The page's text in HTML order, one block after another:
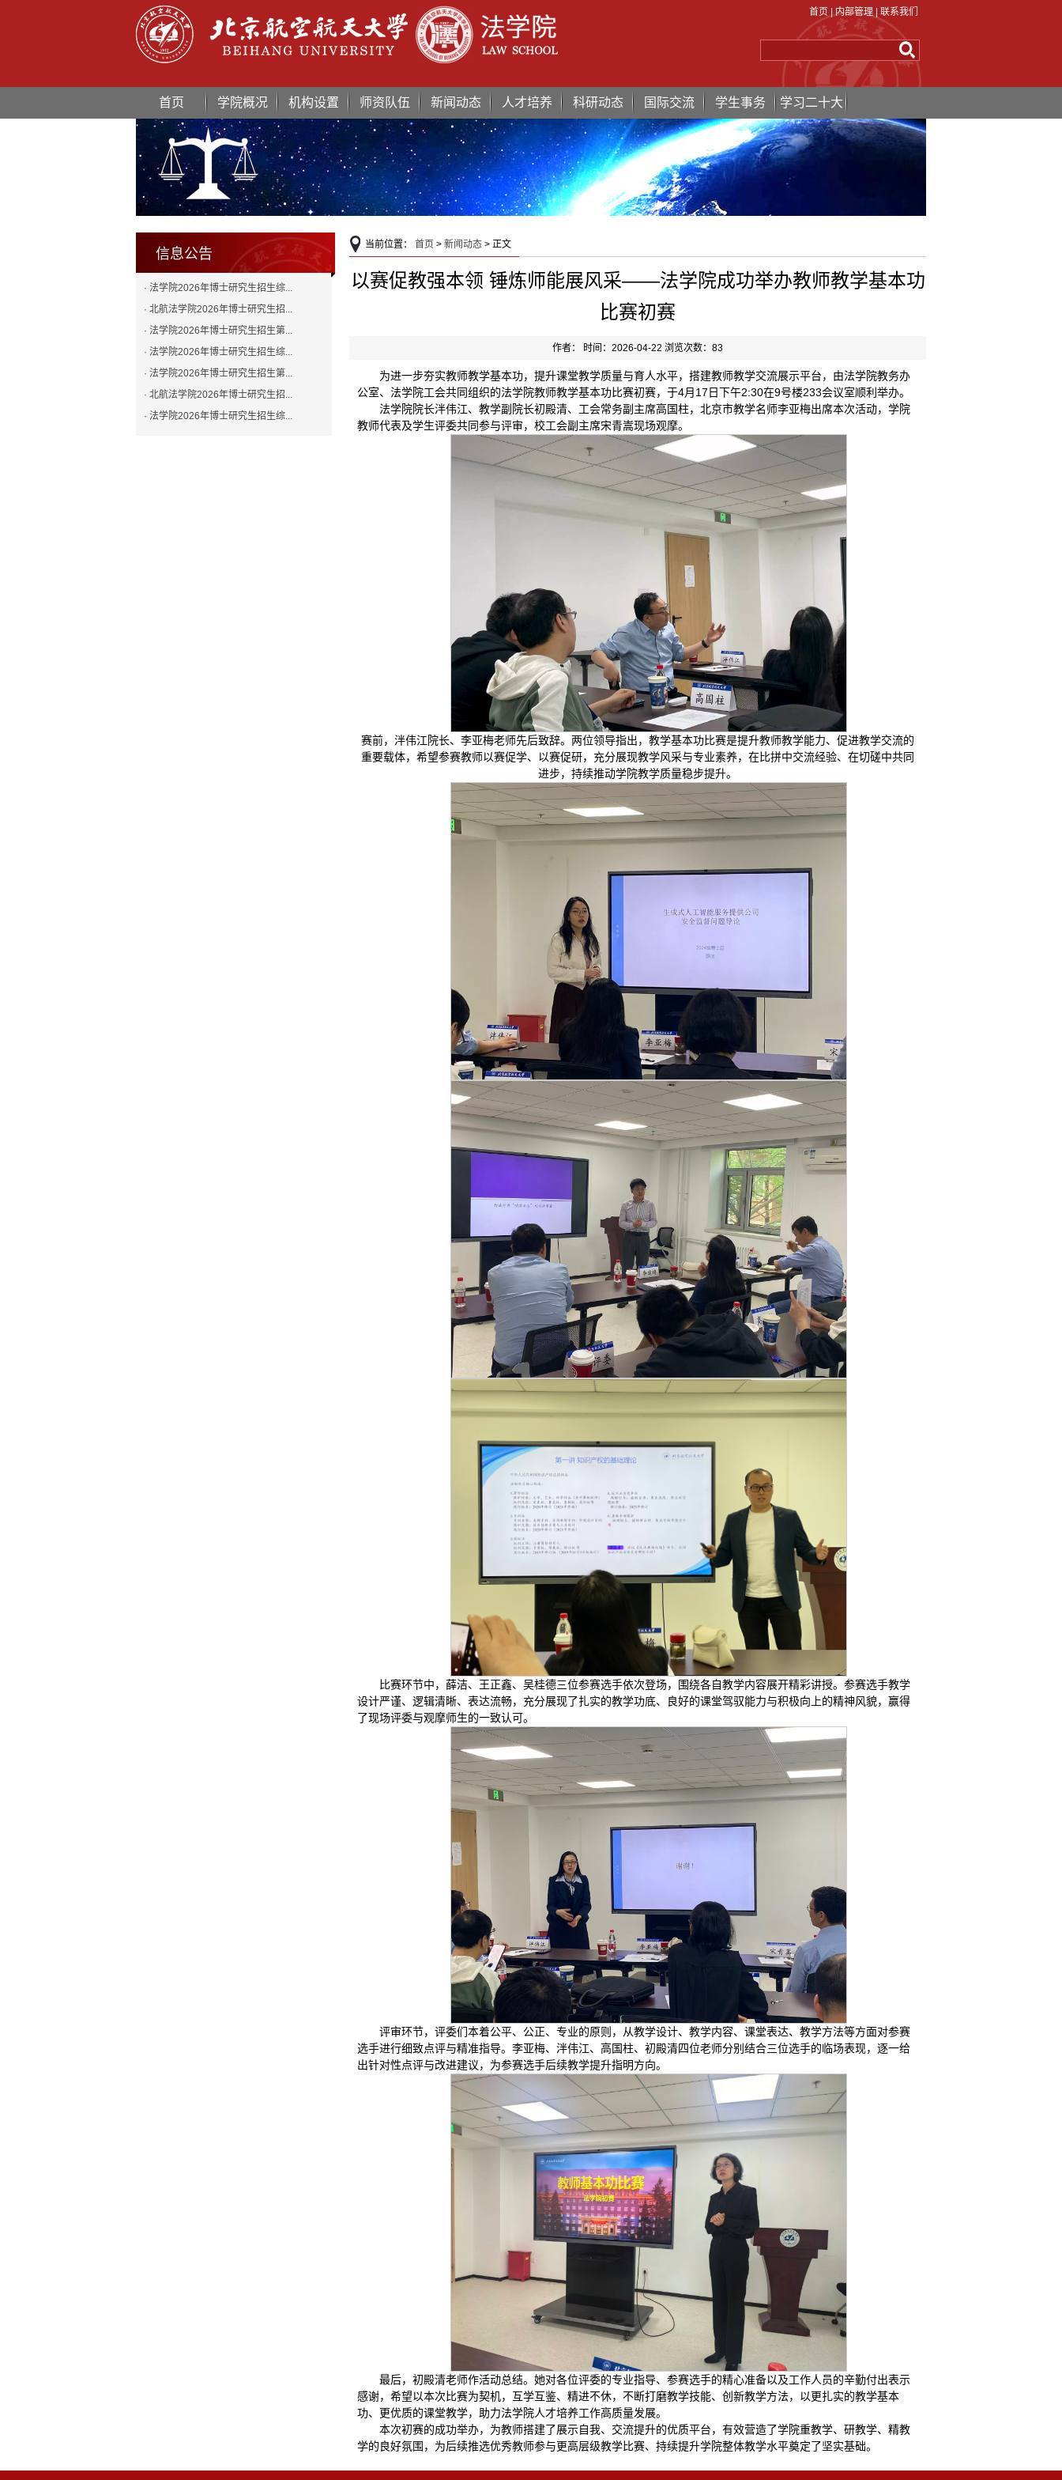
首页 |内部管理 联系我们
首页 学院概况 机构设置 师资队伍 新闻动态 人才培养 科研动态 国际交流 学生事务 学习二十大
信息公告
· 法学院2026年博士研究生招生综...
· 北航法学院2026年博士研究生招...
· 法学院2026年博士研究生招生第...
· 法学院2026年博士研究生招生综...
· 法学院2026年博士研究生招生第...
· 北航法学院2026年博士研究生招...
· 法学院2026年博士研究生招生综...
当前位置： 首页 > 新闻动态 > 正文
以赛促教强本领 锤炼师能展风采——法学院成功举办教师教学基本功
比赛初赛
作者： 时间：2026-04-22 浏览次数： 83
为进一步夯实教师教学基本功，提升课堂教学质量与育人水平，搭建教师教学交流展示平台，由法学院教务办
公室、法学院工会共同组织的法学院教师教学基本功比赛初赛，于4月17日下午2:30在9号楼233会议室顺利举办。
法学院院长泮伟江、教学副院长初殿清、工会常务副主席高国柱，北京市教学名师李亚梅出席本次活动，学院
教师代表及学生评委共同参与评审，校工会副主席宋青嵩现场观摩。
赛前，泮伟江院长、李亚梅老师先后致辞。两位领导指出，教学基本功比赛是提升教师教学能力、促进教学交流的
重要载体，希望参赛教师以赛促学、以赛促研，充分展现教学风采与专业素养，在比拼中交流经验、在切磋中共同
进步，持续推动学院教学质量稳步提升。
比赛环节中，薛洁、王正鑫、吴桂德三位参赛选手依次登场，围绕各自教学内容展开精彩讲授。参赛选手教学
设计严谨、逻辑清晰、表达流畅，充分展现了扎实的教学功底、良好的课堂驾驭能力与积极向上的精神风貌，赢得
了现场评委与观摩师生的一致认可。
评审环节，评委们本着公平、公正、专业的原则，从教学设计、教学内容、课堂表达、教学方法等方面对参赛
选手进行细致点评与精准指导。李亚梅、泮伟江、高国柱、初殿清四位老师分别结合三位选手的临场表现，逐一给
出针对性点评与改进建议，为参赛选手后续教学提升指明方向。
最后，初殿清老师作活动总结。她对各位评委的专业指导、参赛选手的精心准备以及工作人员的辛勤付出表示
感谢，希望以本次比赛为契机，互学互鉴、精进不休，不断打磨教学技能、创新教学方法，以更扎实的教学基本
功、更优质的课堂教学，助力法学院人才培养工作高质量发展。
本次初赛的成功举办，为教师搭建了展示自我、交流提升的优质平台，有效营造了学院重教学、研教学、精教
学的良好氛围，为后续推选优秀教师参与更高层级教学比赛、持续提升学院整体教学水平奠定了坚实基础。